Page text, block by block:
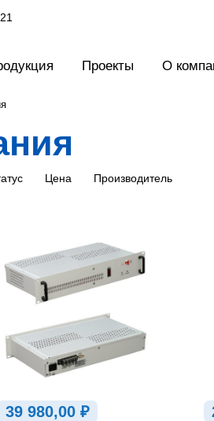
Проекты О
Цена Производитель
39 980,00 ₽